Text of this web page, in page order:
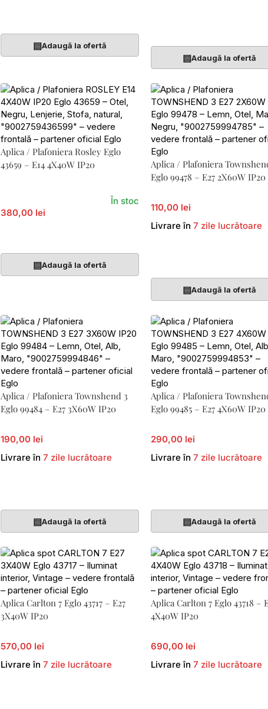
▤Adaugă la ofertă
▤Adaugă la ofertă
Aplica / Plafoniera Rosley Eglo
43659 – E14 4X40W IP20
380,00 lei
În stoc
▤Adaugă la ofertă
Aplica / Plafoniera
Eglo 99478 – E27 2X60W IP20
110,00 lei
Livrare în 7 zile lucrătoare
▤Adaugă la ofertă
Aplica / Plafoniera Townshend 3
Eglo 99484 – E27 3X60W IP20
190,00 lei
Livrare în 7 zile lucrătoare
▤Adaugă la ofertă
Aplica / Plafoniera
Eglo 99485 – E27 4X60W IP20
290,00 lei
Livrare în 7 zile lucrătoare
▤Adaugă la ofertă
Aplica Carlton 7 Eglo 43717 – E27
3X40W IP20
570,00 lei
Livrare în 7 zile lucrătoare
Aplica Carlton 7 Eglo 43718 –
4X40W IP20
690,00 lei
Livrare în 7 zile lucrătoare